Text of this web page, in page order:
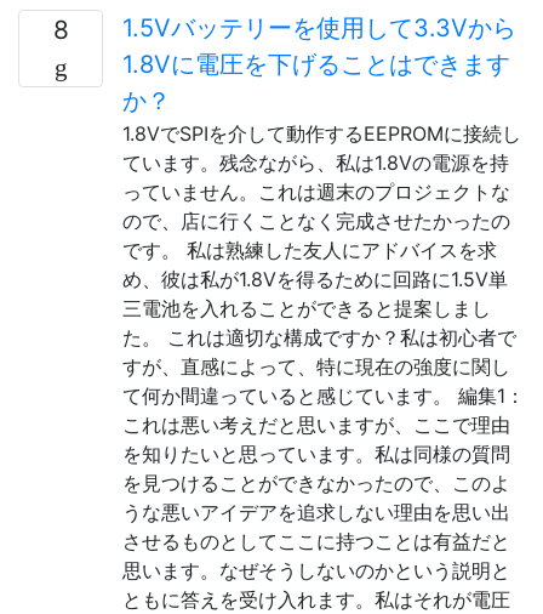
8
1.5Vバッテリーを使用して3.3Vから
1.8Vに電圧を下げることはできます
か？
1.8VでSPIを介して動作するEEPROMに接続し
ています。残念ながら、私は1.8Vの電源を持
っていません。これは週末のプロジェクトな
ので、店に行くことなく完成させたかったの
です。 私は熟練した友人にアドバイスを求
め、彼は私が1.8Vを得るために回路に1.5V単
三電池を入れることができると提案しまし
た。 これは適切な構成ですか？私は初心者で
すが、直感によって、特に現在の強度に関し
て何か間違っていると感じています。 編集1：
これは悪い考えだと思いますが、ここで理由
を知りたいと思っています。私は同様の質問
を見つけることができなかったので、このよ
うな悪いアイデアを追求しない理由を思い出
させるものとしてここに持つことは有益だと
思います。なぜそうしないのかという説明と
ともに答えを受け入れます。私はそれが電圧